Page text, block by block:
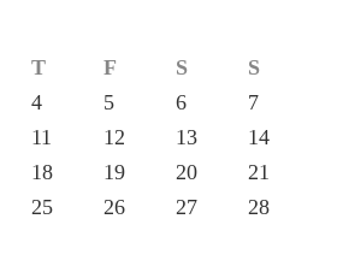
T F S
S
4 5 6
7
11 12 13
14
18 19 20
21
25 26 27
28